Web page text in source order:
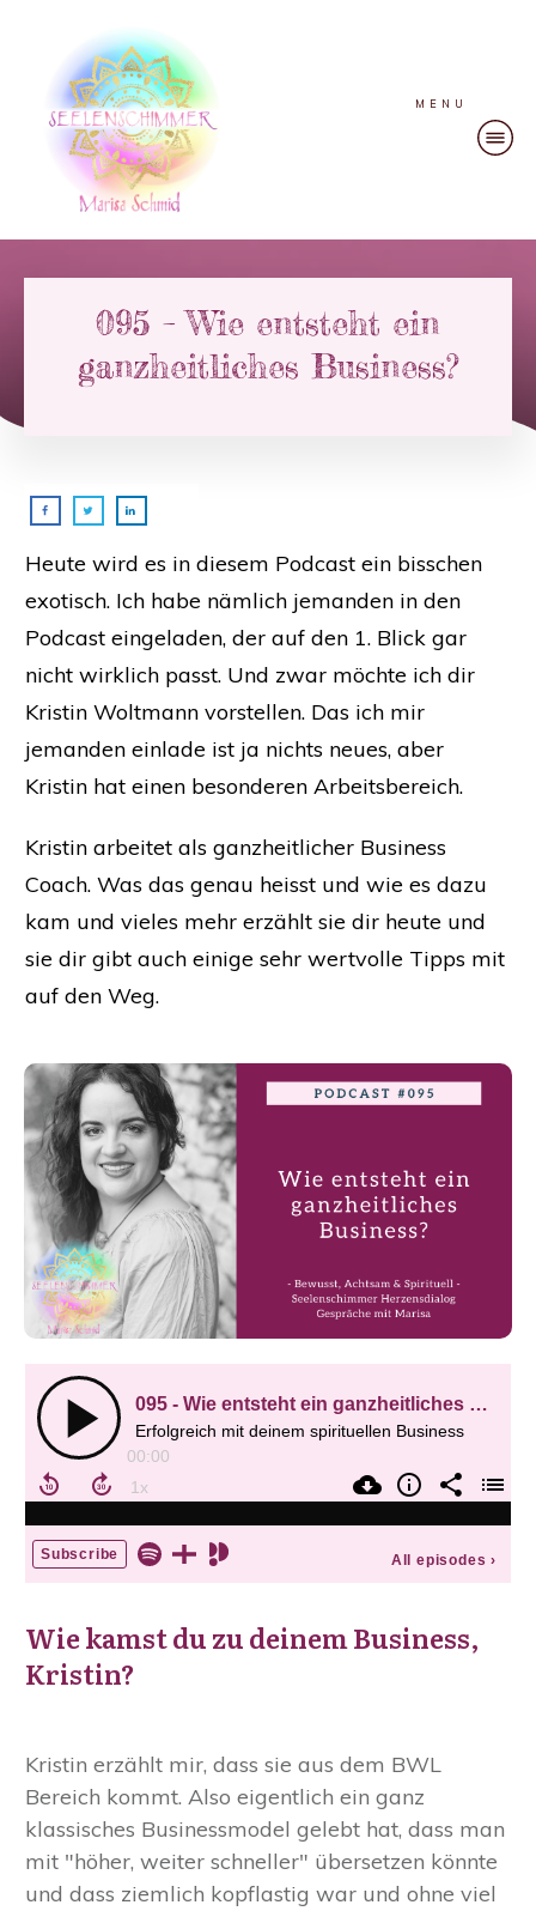
MENU
095 – Wie entsteht ein
ganzheitliches Business?
Heute wird es in diesem Podcast ein bisschen
exotisch. Ich habe nämlich jemanden in den
Podcast eingeladen, der auf den 1. Blick gar
nicht wirklich passt. Und zwar möchte ich dir
Kristin Woltmann vorstellen. Das ich mir
jemanden einlade ist ja nichts neues, aber
Kristin hat einen besonderen Arbeitsbereich.
Kristin arbeitet als ganzheitlicher Business
Coach. Was das genau heisst und wie es dazu
kam und vieles mehr erzählt sie dir heute und
sie dir gibt auch einige sehr wertvolle Tipps mit
auf den Weg.
Wie kamst du zu deinem Business,
Kristin?
Kristin erzählt mir, dass sie aus dem BWL
Bereich kommt. Also eigentlich ein ganz
klassisches Businessmodel gelebt hat, dass man
mit "höher, weiter schneller" übersetzen könnte
und dass ziemlich kopflastig war und ohne viel